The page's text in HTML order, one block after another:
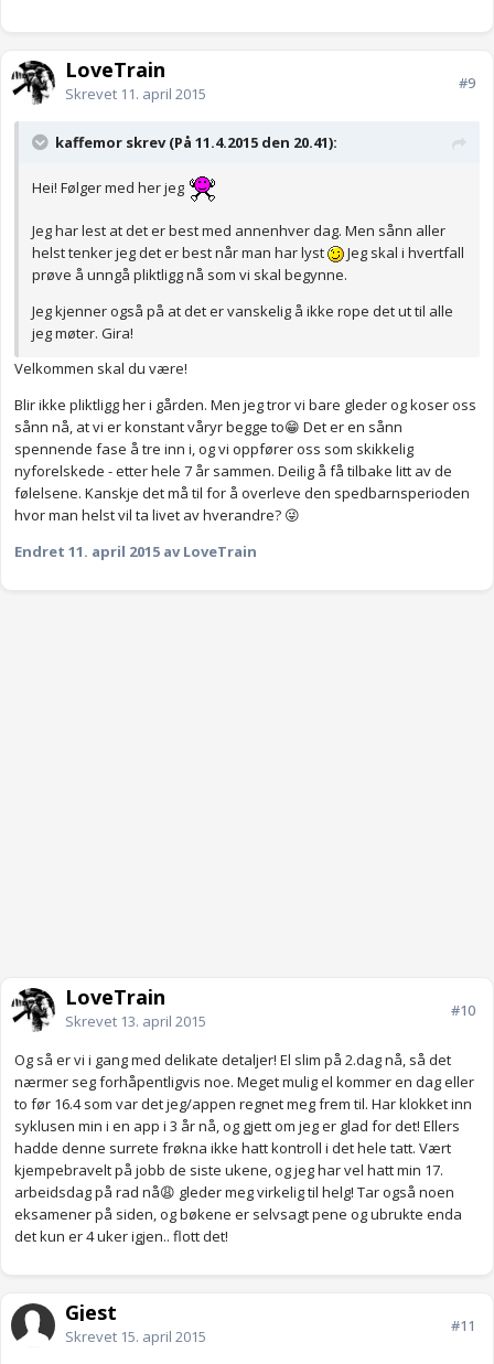
LoveTrain
Skrevet 11. april 2015
#9
kaffemor skrev (På 11.4.2015 den 20.41):
Hei! Følger med her jeg
Jeg har lest at det er best med annenhver dag. Men sånn aller
helst tenker jeg det er best når man har lyst
Jeg skal i hvertfall
prøve å unngå pliktligg nå som vi skal begynne.
Jeg kjenner også på at det er vanskelig å ikke rope det ut til alle
jeg møter. Gira!
Velkommen skal du være!
Blir ikke pliktligg her i gården. Men jeg tror vi bare gleder og koser oss
sånn nå, at vi er konstant våryr begge to😁 Det er en sånn
spennende fase å tre inn i, og vi oppfører oss som skikkelig
nyforelskede - etter hele 7 år sammen. Deilig å få tilbake litt av de
følelsene. Kanskje det må til for å overleve den spedbarnsperioden
hvor man helst vil ta livet av hverandre? 😜
Endret 11. april 2015 av LoveTrain
LoveTrain
Skrevet 13. april 2015
#10
Og så er vi i gang med delikate detaljer! El slim på 2.dag nå, så det
nærmer seg forhåpentligvis noe. Meget mulig el kommer en dag eller
to før 16.4 som var det jeg/appen regnet meg frem til. Har klokket inn
syklusen min i en app i 3 år nå, og gjett om jeg er glad for det! Ellers
hadde denne surrete frøkna ikke hatt kontroll i det hele tatt. Vært
kjempebravelt på jobb de siste ukene, og jeg har vel hatt min 17.
arbeidsdag på rad nå😩 gleder meg virkelig til helg! Tar også noen
eksamener på siden, og bøkene er selvsagt pene og ubrukte enda
det kun er 4 uker igjen.. flott det!
Gjest
Skrevet 15. april 2015
#11